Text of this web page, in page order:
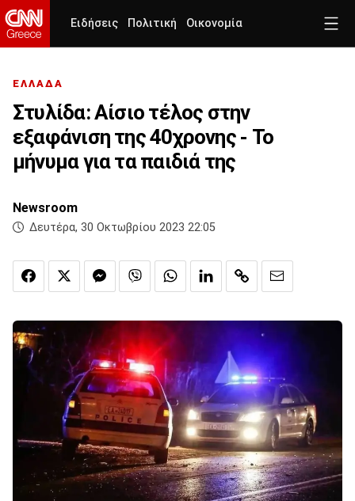
Ειδήσεις Πολιτική Οικονομία
ΕΛΛΑΔΑ
Στυλίδα: Αίσιο τέλος στην
εξαφάνιση της 40χρονης - Το
μήνυμα για τα παιδιά της
Newsroom
Δευτέρα, 30 Οκτωβρίου 2023 22:05